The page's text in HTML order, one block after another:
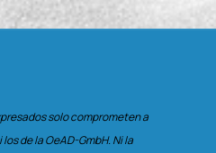
solo comprometen a
de la OeAD-GmbH. Ni la